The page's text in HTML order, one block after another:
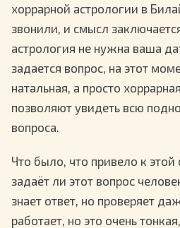
хоррарной астрологии в
звонили, и смысл
астрология не нужна ваша
задается вопрос, на этот
натальная, а просто
позволяют увидеть всю
вопроса.
Что было, что привело к
задаёт ли этот вопрос
знает ответ, но проверяет
работает, но это очень